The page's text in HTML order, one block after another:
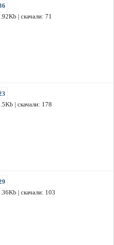
| скачали: 71
| скачали: 178
| скачали: 103